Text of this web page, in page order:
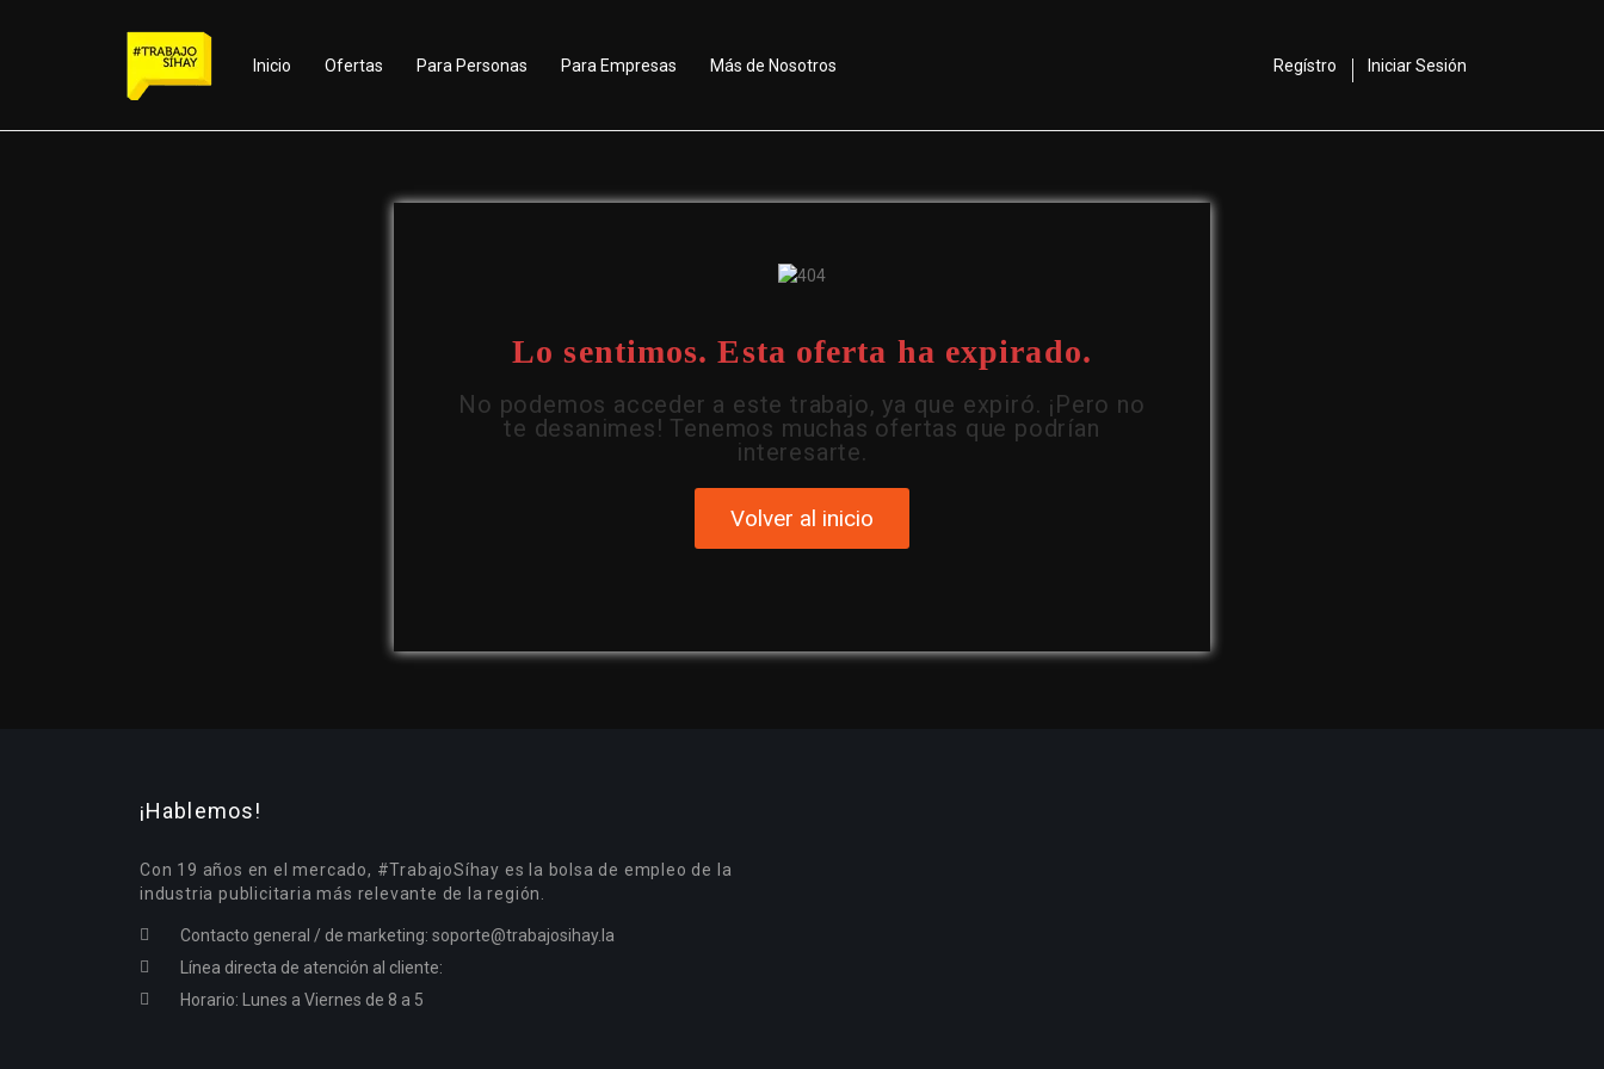
Inicio Ofertas Para Personas Para Empresas Más de Nosotros Regístro Iniciar Sesión
Lo sentimos. Esta oferta ha expirado.
No podemos acceder a este trabajo, ya que expiró. ¡Pero no
te desanimes! Tenemos muchas ofertas que podrían
interesarte.
Volver al inicio
¡Hablemos!
Con 19 años en el mercado, #TrabajoSíhay es la bolsa de empleo de la
industria publicitaria más relevante de la región.
Contacto general / de marketing: soporte@trabajosihay.la
Línea directa de atención al cliente:
Horario: Lunes a Viernes de 8 a 5